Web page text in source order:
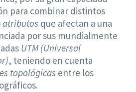
para combinar distintos
atributos que afectan a una
por sus mundialmente
UTM (Universal
, teniendo en cuenta
topológicas entre los